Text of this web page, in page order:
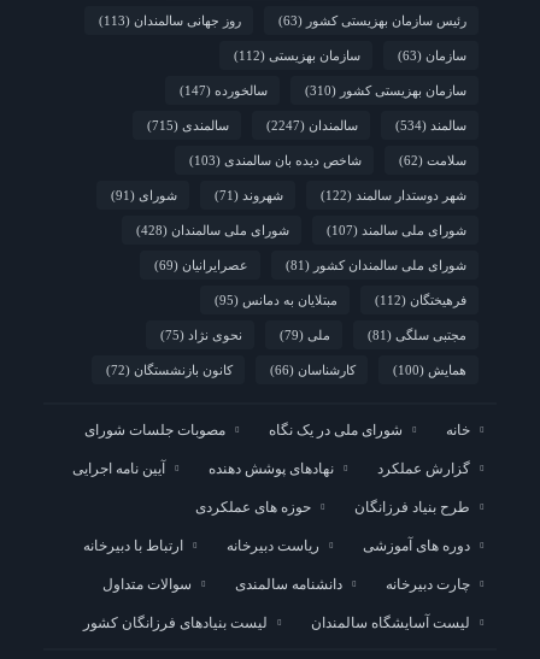
رئیس سازمان بهزیستی کشور (63) روز جهانی سالمندان (113)
سازمان (63) سازمان بهزیستی (112)
سازمان بهزیستی کشور (310) سالخورده (147)
سالمند (534) سالمندان (2247) سالمندی (715)
سلامت (62) شاخص دیده بان سالمندی (103)
شهر دوستدار سالمند (122) شهروند (71) شورای (91)
شورای ملی سالمند (107) شورای ملی سالمندان (428)
شورای ملی سالمندان کشور (81) عصرایرانیان (69)
فرهیختگان (112) مبتلایان به دمانس (95)
مجتبی سلگی (81) ملی (79) نحوی نژاد (75)
همایش (100) کارشناسان (66) کانون بازنشستگان (72)
خانه شورای ملی در یک نگاه مصوبات جلسات شورای
گزارش عملکرد نهادهای پوشش دهنده آیین نامه اجرایی
طرح بنیاد فرزانگان حوزه های عملکردی
دوره های آموزشی ریاست دبیرخانه ارتباط با دبیرخانه
چارت دبیرخانه دانشنامه سالمندی سوالات متداول
لیست آسایشگاه سالمندان لیست بنیادهای فرزانگان کشور